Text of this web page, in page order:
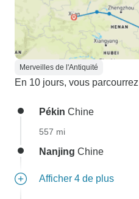
Merveilles de l'Antiquité
En 10 jours, vous
Pékin Chine
557 mi
Nanjing Chine
Afficher 4 de plus